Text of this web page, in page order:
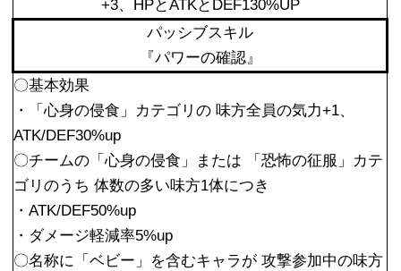
+3、HPとATKとDEF130%UP
パッシブスキル
『パワーの確認』
〇基本効果
・「心身の侵食」カテゴリの 味方全員の気力+1、
ATK/DEF30%up
〇チームの「心身の侵食」または 「恐怖の征服」カテ
ゴリのうち 体数の多い味方1体につき
・ATK/DEF50%up
・ダメージ軽減率5%up
〇名称に「ベビー」を含むキャラが 攻撃参加中の味方